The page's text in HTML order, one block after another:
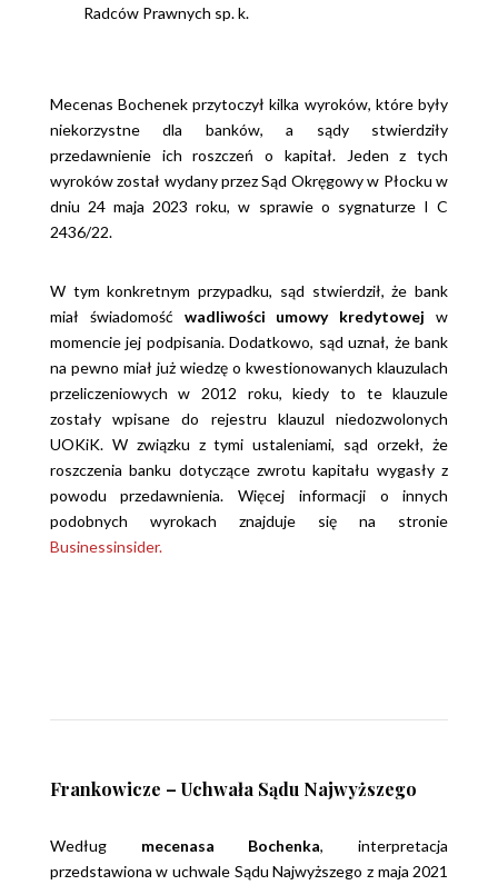
Radców Prawnych sp. k.
Mecenas Bochenek przytoczył kilka wyroków, które były
niekorzystne dla banków, a sądy stwierdziły
przedawnienie ich roszczeń o kapitał. Jeden z tych
wyroków został wydany przez Sąd Okręgowy w Płocku w
dniu 24 maja 2023 roku, w sprawie o sygnaturze I C
2436/22.
W tym konkretnym przypadku, sąd stwierdził, że bank
miał świadomość wadliwości umowy kredytowej w
momencie jej podpisania. Dodatkowo, sąd uznał, że bank
na pewno miał już wiedzę o kwestionowanych klauzulach
przeliczeniowych w 2012 roku, kiedy to te klauzule
zostały wpisane do rejestru klauzul niedozwolonych
UOKiK. W związku z tymi ustaleniami, sąd orzekł, że
roszczenia banku dotyczące zwrotu kapitału wygasły z
powodu przedawnienia. Więcej informacji o innych
podobnych wyrokach znajduje się na stronie
Businessinsider.
Frankowicze – Uchwała Sądu Najwyższego
Według mecenasa Bochenka, interpretacja
przedstawiona w uchwale Sądu Najwyższego z maja 2021